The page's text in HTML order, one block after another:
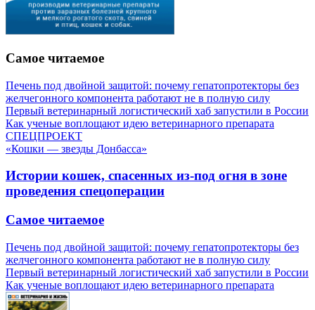
Самое читаемое
Печень под двойной защитой: почему гепатопротекторы без
желчегонного компонента работают не в полную силу
Первый ветеринарный логистический хаб запустили в России
Как ученые воплощают идею ветеринарного препарата
СПЕЦПРОЕКТ
«Кошки — звезды Донбасса»
Истории кошек, спасенных из-под огня в зоне
проведения спецоперации
Самое читаемое
Печень под двойной защитой: почему гепатопротекторы без
желчегонного компонента работают не в полную силу
Первый ветеринарный логистический хаб запустили в России
Как ученые воплощают идею ветеринарного препарата